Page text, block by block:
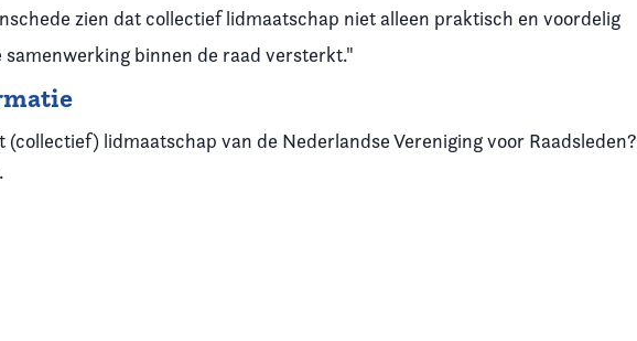
zien dat collectief lidmaatschap niet alleen praktisch en voordelig
samenwerking binnen de raad versterkt."
(collectief) lidmaatschap van de Nederlandse Vereniging voor Raadsleden?